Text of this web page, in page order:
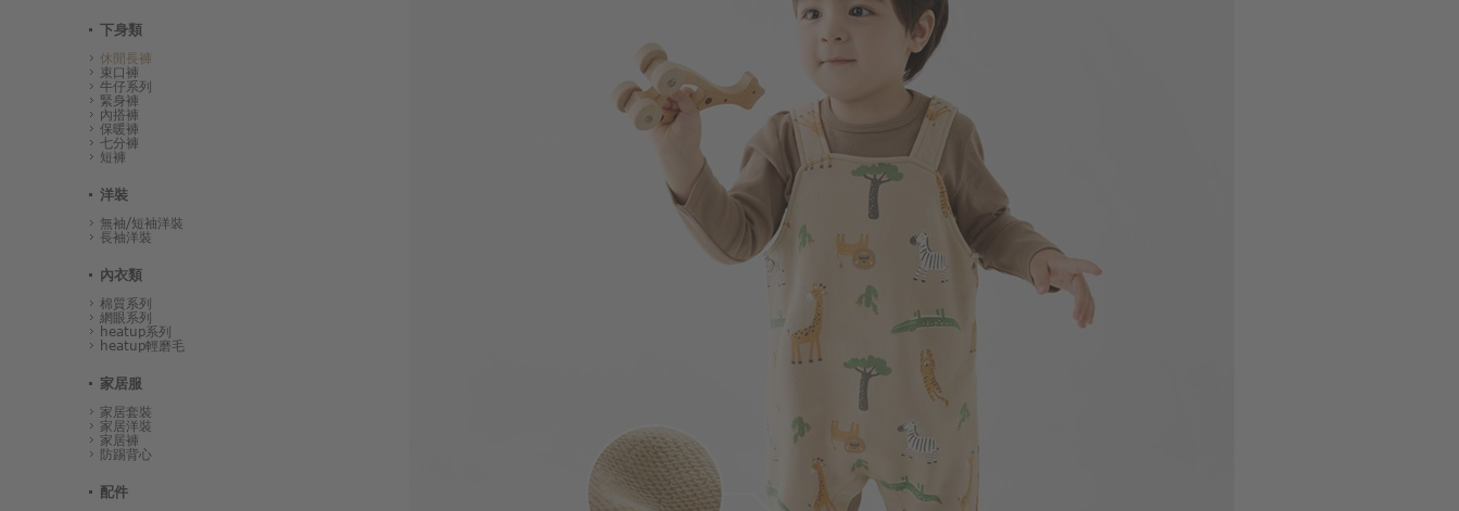
下身類
休閒長褲
束口褲
牛仔系列
緊身褲
內搭褲
保暖褲
七分褲
短褲
洋裝
無袖/短袖洋裝
長袖洋裝
內衣類
棉質系列
網眼系列
heatup系列
heatup輕磨毛
家居服
家居套裝
家居洋裝
家居褲
防踢背心
配件
109 $ 149